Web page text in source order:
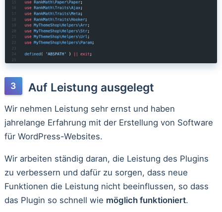
Auf Leistung ausgelegt
Wir nehmen Leistung sehr ernst und haben
jahrelange Erfahrung mit der Erstellung von Software
für WordPress-Websites.
Wir arbeiten ständig daran, die Leistung des Plugins
zu verbessern und dafür zu sorgen, dass neue
Funktionen die Leistung nicht beeinflussen, so dass
das Plugin so schnell wie möglich funktioniert.